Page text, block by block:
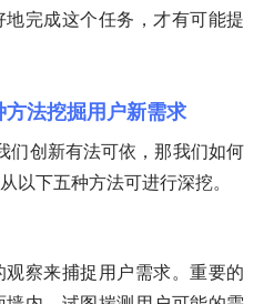
完成这个任务，才有可能提
法挖掘用户新需求
们创新有法可依，那我们如何
以下五种方法可进行深挖。
察来捕捉用户需求。重要的